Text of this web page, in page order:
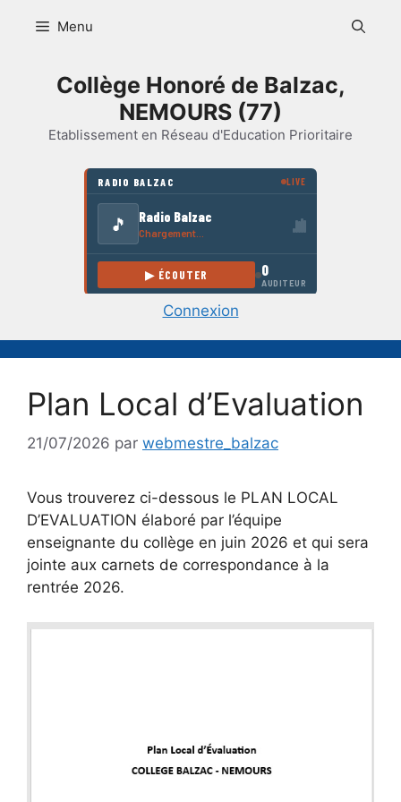
Menu
Collège Honoré de Balzac,
NEMOURS (77)
Etablissement en Réseau d'Education Prioritaire
Connexion
Plan Local d’Evaluation
21/07/2026 par webmestre_balzac
Vous trouverez ci-dessous le PLAN LOCAL
D’EVALUATION élaboré par l’équipe
enseignante du collège en juin 2026 et qui sera
jointe aux carnets de correspondance à la
rentrée 2026.